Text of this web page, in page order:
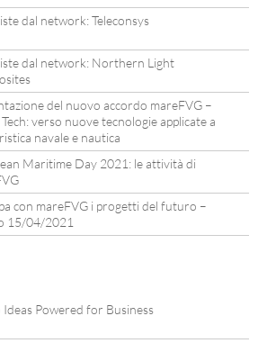
dal network: Teleconsys
dal network: Northern Light
del nuovo accordo mareFVG –
verso nuove tecnologie applicate a
navale e nautica
Maritime Day 2021: le attività di
con mareFVG i progetti del futuro –
15/04/2021
Ideas Powered for Business